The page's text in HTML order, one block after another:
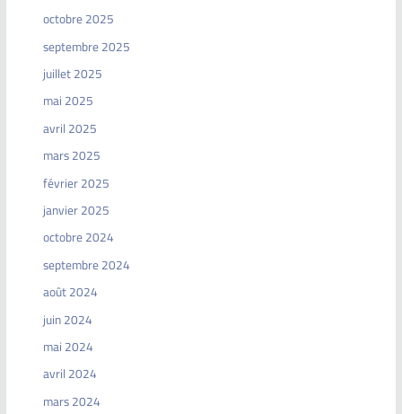
octobre 2025
septembre 2025
juillet 2025
mai 2025
avril 2025
mars 2025
février 2025
janvier 2025
octobre 2024
septembre 2024
août 2024
juin 2024
mai 2024
avril 2024
mars 2024